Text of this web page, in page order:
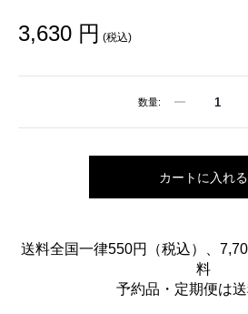
3,630 円 (税込)
数量:
カートに入れる
送料全国一律550円（税込）、
料
予約品・定期便は